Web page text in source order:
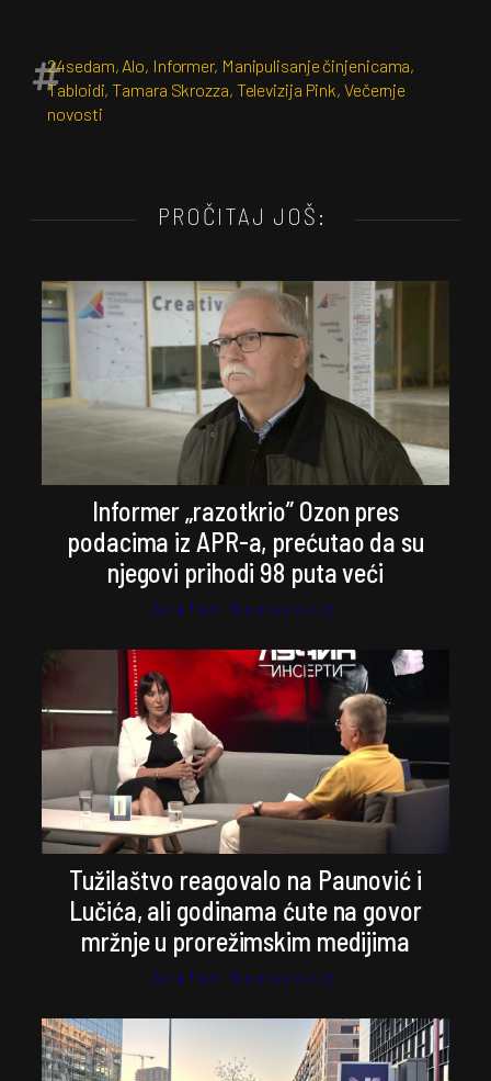
24sedam, Alo, Informer, Manipulisanje činjenicama,
Tabloidi,Tamara Skrozza, Televizija Pink, Večernje
novosti
PROČITAJ JOŠ:
Informer „razotkrio” Ozon pres
podacima iz APR-a, prećutao da su
njegovi prihodi 98 puta veći
Stefan Kosanović
Tužilaštvo reagovalo na Paunović i
Lučića, ali godinama ćute na govor
mržnje u prorežimskim medijima
Stefan Kosanović